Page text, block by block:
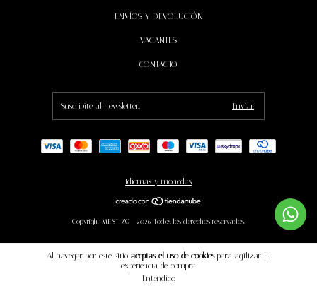
Al navegar por este sitio aceptas el uso de cookiespara agilizar tu
experiencia de compra.
Entendido
ENVÍOS Y DEVOLUCIÓN
VACANTES
CONTACTO
Idiomas y monedas
Copyright MESTIZO - 2026. Todos los derechos reservados.